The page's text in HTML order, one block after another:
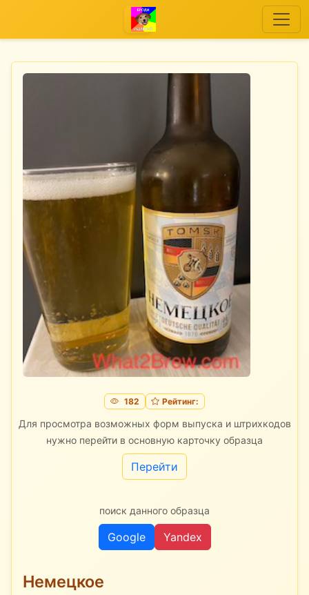
182 Рейтинг:
Для просмотра возможных форм выпуска и штрихкодов
нужно перейти в основную карточку образца
Перейти
поиск данного образца
Google Yandex
Немецкое